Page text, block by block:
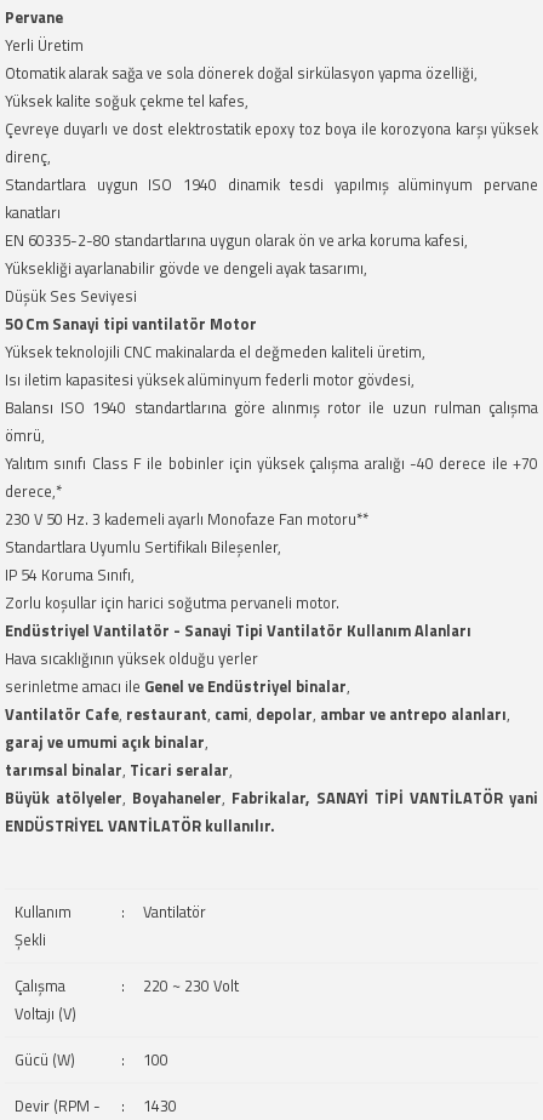
Pervane
Yerli Üretim
Otomatik alarak sağa ve sola dönerek doğal sirkülasyon yapma özelliği,
Yüksek kalite soğuk çekme tel kafes,
Çevreye duyarlı ve dost elektrostatik epoxy toz boya ile korozyona karşı yüksek
direnç,
Standartlara uygun ISO 1940 dinamik tesdi yapılmış alüminyum pervane
kanatları
EN 60335-2-80 standartlarına uygun olarak ön ve arka koruma kafesi,
Yüksekliği ayarlanabilir gövde ve dengeli ayak tasarımı,
Düşük Ses Seviyesi
50 Cm Sanayi tipi vantilatör Motor
Yüksek teknolojili CNC makinalarda el değmeden kaliteli üretim,
Isı iletim kapasitesi yüksek alüminyum federli motor gövdesi,
Balansı ISO 1940 standartlarına göre alınmış rotor ile uzun rulman çalışma
ömrü,
Yalıtım sınıfı Class F ile bobinler için yüksek çalışma aralığı -40 derece ile +70
derece,*
230 V 50 Hz. 3 kademeli ayarlı Monofaze Fan motoru**
Standartlara Uyumlu Sertifikalı Bileşenler,
IP 54 Koruma Sınıfı,
Zorlu koşullar için harici soğutma pervaneli motor.
Endüstriyel Vantilatör - Sanayi Tipi Vantilatör Kullanım Alanları
Hava sıcaklığının yüksek olduğu yerler
serinletme amacı ile Genel ve Endüstriyel binalar,
Vantilatör Cafe, restaurant, cami, depolar, ambar ve antrepo alanları,
garaj ve umumi açık binalar,
tarımsal binalar, Ticari seralar,
Büyük atölyeler, Boyahaneler, Fabrikalar, SANAYİ TİPİ VANTİLATÖR yani
ENDÜSTRİYEL VANTİLATÖR kullanılır.
Kullanım
Şekli
: Vantilatör
Çalışma
Voltajı (V)
: 220 ~ 230 Volt
Gücü (W) :
100
Devir (RPM -
: 1430